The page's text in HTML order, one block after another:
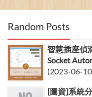
Random Posts
智慧插座偵
Socket
(2023-06-
[圖資]系統